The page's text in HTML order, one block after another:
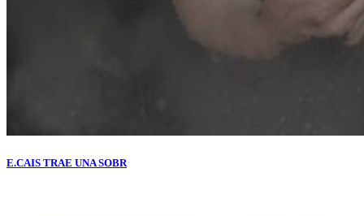
E.CAIS TRAE UNA SOBR